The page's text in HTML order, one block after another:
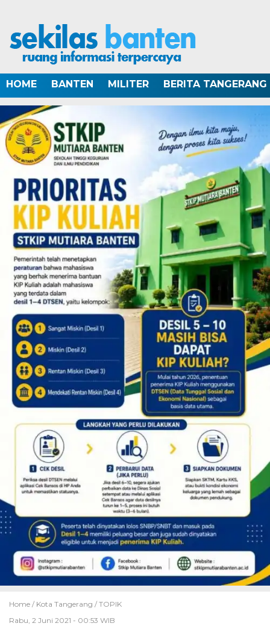
HOME BANTEN MILITER BERITA TANGERANG
Home / Kota Tangerang / TOPIK
Rabu, 2 Juni 2021 - 00:53 WIB